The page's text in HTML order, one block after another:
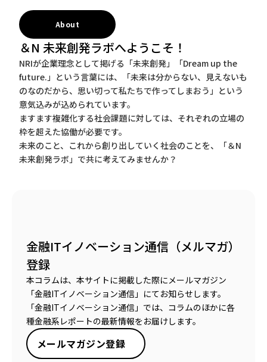
About
＆N 未来創発ラボへようこそ！
NRIが企業理念として掲げる「未来創発」「Dream up the
future.」という言葉には、「未来は分からない、見えないも
のなのだから、思い切って私たちで作ってしまおう」という
意気込みが込められています。
ますます複雑化する社会課題に対しては、それぞれの立場の
枠を超えた協働が必要です。
未来のこと、これから創り出していく社会のことを、「＆N
未来創発ラボ」で共に考えてみませんか？
金融ITイノベーション通信（メルマガ）
登録
本コラムは、本サイトに掲載した際にメールマガジン
「金融ITイノベーション通信」にてお知らせします。
「金融ITイノベーション通信」では、コラムのほかに各
種金融系レポートの最新情報をお届けします。
メールマガジン登録